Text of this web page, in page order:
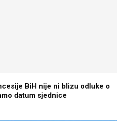
BiH nije ni blizu odluke o
datum sjednice